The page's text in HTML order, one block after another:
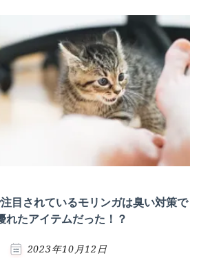
目されているモリンガは臭い対策で
れたアイテムだった！？
2023年10月12日